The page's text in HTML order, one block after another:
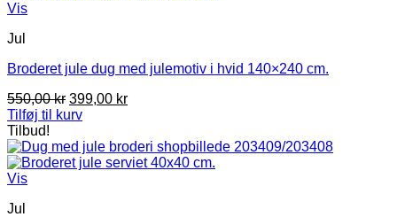
Vis
Jul
Broderet jule dug med julemotiv i hvid 140×240 cm.
550,00kr Den
oprindelige
var:
550,00 kr.
399,00 krDen
er:
399,00 kr.
Tilføj til kurv
Tilbud!
Vis
Jul